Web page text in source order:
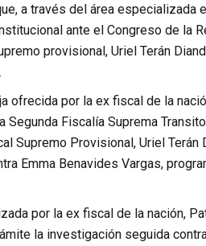
a través del área especializada
ante el Congreso de la
provisional, Uriel Terán
ofrecida por la ex fiscal de la
Fiscalía Suprema
Provisional, Uriel Terán
Emma Benavides Vargas,
por la ex fiscal de la nación,
la investigación seguida